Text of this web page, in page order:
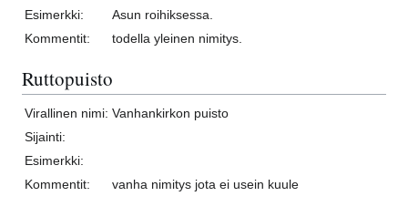
Esimerkki:
Asun roihiksessa.
Kommentit:
todella yleinen nimitys.
Ruttopuisto
Virallinen nimi: Vanhankirkon puisto
Sijainti:
Esimerkki:
Kommentit:
vanha nimitys jota ei usein kuule